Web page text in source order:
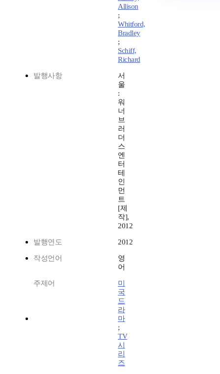
Allison
;
Whitford,
Bradley
;
Schiff,
Richard
발행사항
서
울
:
워
너
브
러
더
스
엔
터
테
인
먼
트
[제
작],
2012
발행연도 2012
작성언어
영
어
주제어
미
국
드
라
마
;
TV
시
리
즈